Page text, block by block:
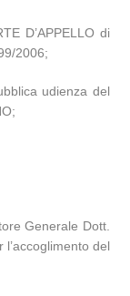
D’APPELLO di
2006;
udienza del
Generale Dott.
del